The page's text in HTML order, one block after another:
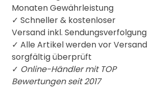
Monaten Gewährleistung
✓ Schneller & kostenloser
Versand inkl. Sendungsverfolgung
✓ Alle Artikel werden vor Versand
sorgfältig überprüft
✓ Online-Händler mit TOP
Bewertungen seit 2017